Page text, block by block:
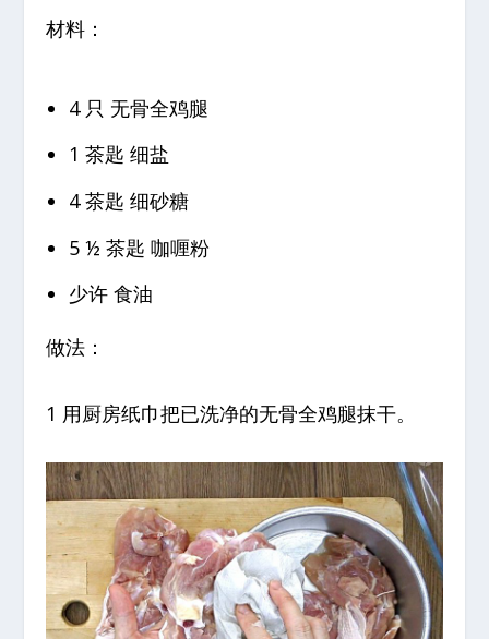
材料：
4 只 无骨全鸡腿
1 茶匙 细盐
4 茶匙 细砂糖
5 ½ 茶匙 咖喱粉
少许 食油
做法：
1 用厨房纸巾把已洗净的无骨全鸡腿抹干。